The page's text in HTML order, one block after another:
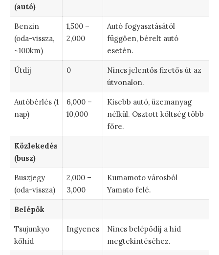
(autó)
Benzin
(oda-vissza,
~100km)
1,500 –
2,000
Autó fogyasztásától
függően, bérelt autó
esetén.
Útdíj 0
Nincs jelentős fizetős út az
útvonalon.
Autóbérlés (1
nap)
6,000 –
10,000
Kisebb autó, üzemanyag
nélkül. Osztott költség több
főre.
Közlekedés
(busz)
Buszjegy
(oda-vissza)
2,000 –
3,000
Kumamoto városból
Yamato felé.
Belépők
Tsujunkyo
kőhíd
Ingyenes
Nincs belépődíj a híd
megtekintéséhez.